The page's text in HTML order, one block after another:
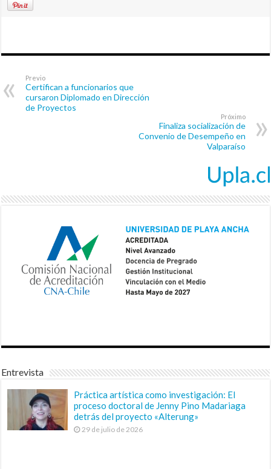
Previo
Certifican a funcionarios que
cursaron Diplomado en Dirección
de Proyectos
Próximo
Finaliza socialización de
Convenio de Desempeño en
Valparaíso
Entrevista
Práctica artística como investigación: El
proceso doctoral de Jenny Pino Madariaga
detrás del proyecto «Alterung»
29 de julio de 2026